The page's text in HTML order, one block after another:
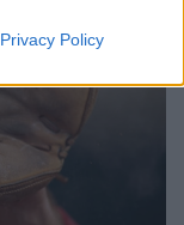
Privacy Policy